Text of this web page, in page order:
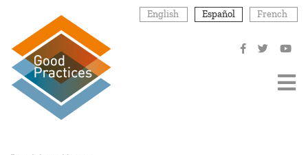
contenido
principal
English Español French